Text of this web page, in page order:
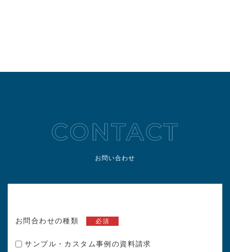
お問い合わせ
お問合わせの種類 必須
サンプル・カスタム事例の資料請求